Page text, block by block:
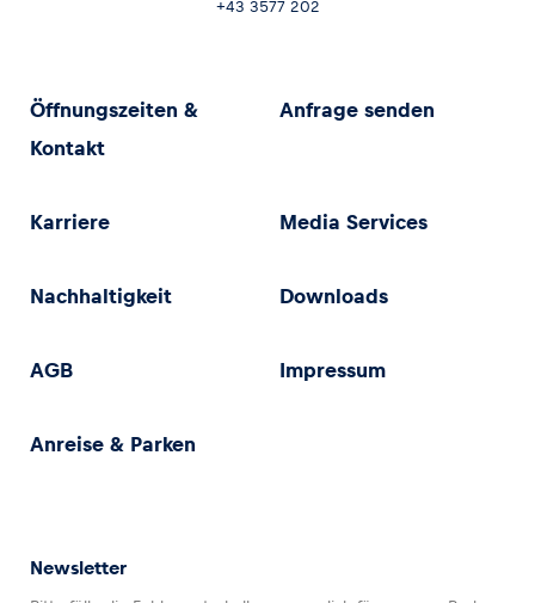
+43 3577 202
Öffnungszeiten &
Kontakt
Anfrage senden
Karriere Media Services
Nachhaltigkeit Downloads
AGB Impressum
Anreise & Parken
Newsletter